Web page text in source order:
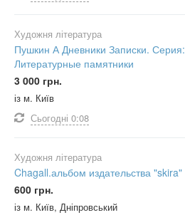
Художня література
Пушкин А Дневники Записки. Серия:
Литературные памятники
3 000 грн.
із м. Київ
Сьогодні 0:08
Художня література
Chagall.альбом издательства "skira"
600 грн.
із м. Київ, Дніпровський